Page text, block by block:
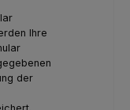
Ihre
der